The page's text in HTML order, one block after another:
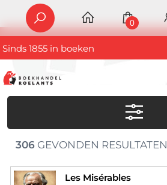
Sinds 1855 in boeken
0
306GEVONDEN RESULTATEN
Les Misérables